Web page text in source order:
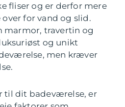
fliser og er derfor mere
for vand og slid.
marmor, travertin og
og unikt
men kræver
til dit badeværelse, er